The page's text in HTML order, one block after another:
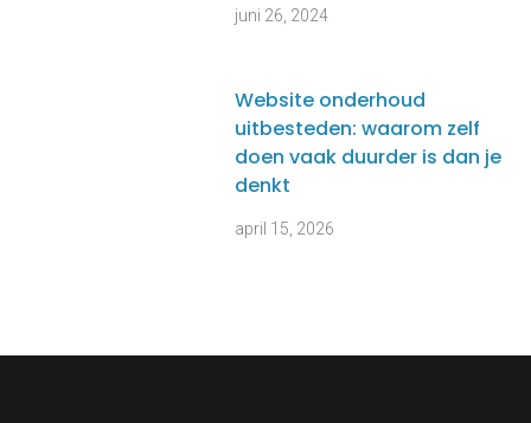
juni 26, 2024
Website onderhoud
uitbesteden: waarom zelf
doen vaak duurder is dan je
denkt
april 15, 2026